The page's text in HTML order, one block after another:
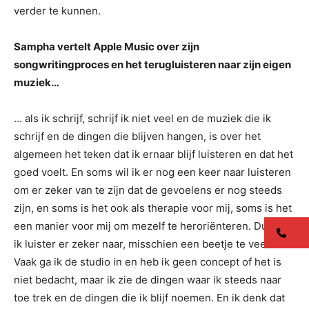
verder te kunnen.
Sampha vertelt Apple Music over zijn
songwritingproces en het terugluisteren naar zijn eigen
muziek…
… als ik schrijf, schrijf ik niet veel en de muziek die ik
schrijf en de dingen die blijven hangen, is over het
algemeen het teken dat ik ernaar blijf luisteren en dat het
goed voelt. En soms wil ik er nog een keer naar luisteren
om er zeker van te zijn dat de gevoelens er nog steeds
zijn, en soms is het ook als therapie voor mij, soms is het
een manier voor mij om mezelf te heroriënteren. Dus ja,
ik luister er zeker naar, misschien een beetje te veel.
Vaak ga ik de studio in en heb ik geen concept of het is
niet bedacht, maar ik zie de dingen waar ik steeds naar
toe trek en de dingen die ik blijf noemen. En ik denk dat